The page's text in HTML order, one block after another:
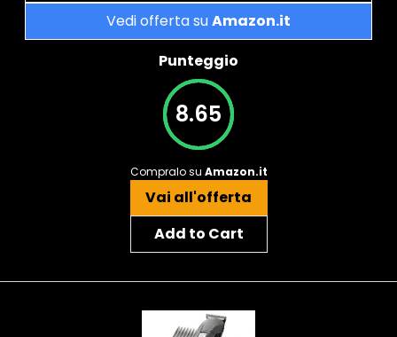
Vedi offerta suAmazon.it
Punteggio
8.65
Compralo su Amazon.it
Vai all'offerta
Add to Cart